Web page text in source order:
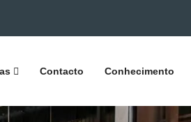
Contacto Conhecimento